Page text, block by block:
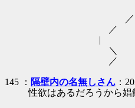
／
／ ─
／ （●） （
| （__人
＼ ｀⌒´
／ ー‐
145 ： 隔壁内の名無しさん ：
性欲はあるだろうから